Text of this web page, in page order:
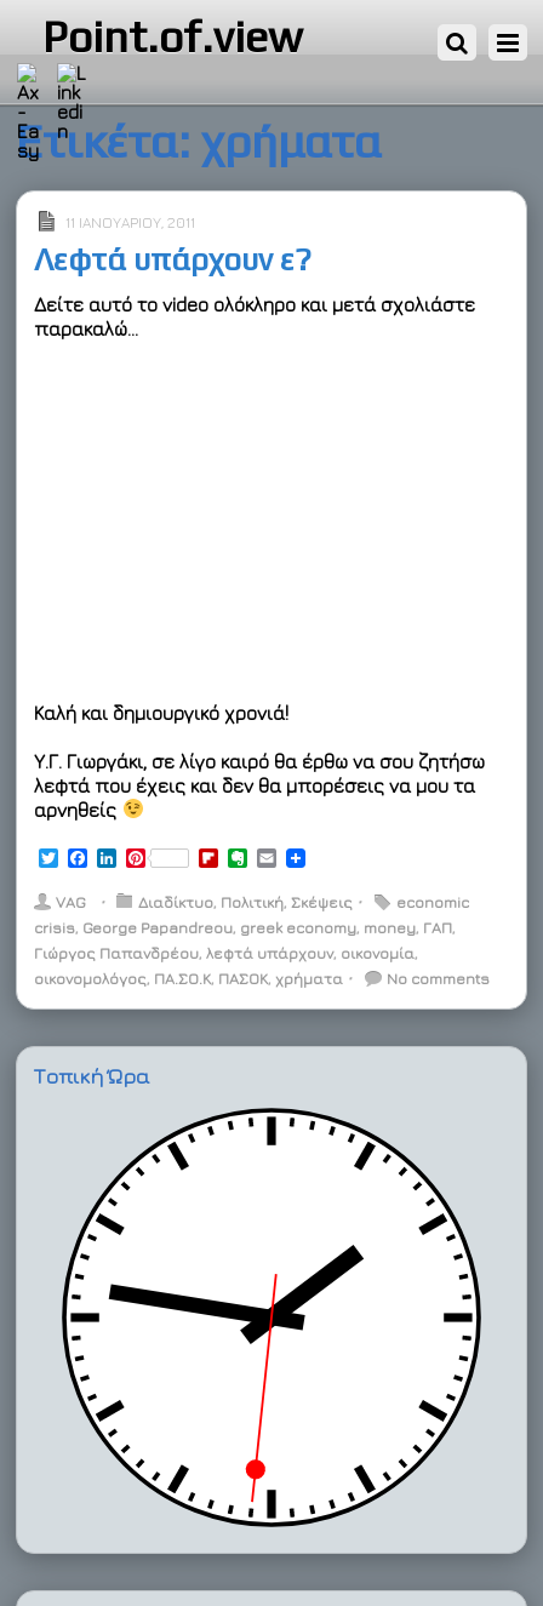
Point.of.view
Ετικέτα:χρήματα
11 ΙΑΝΟΥΑΡΊΟΥ, 2011
Λεφτά υπάρχουν ε?
Δείτε αυτό το video ολόκληρο και μετά σχολιάστε
παρακαλώ…
Καλή και δημιουργικό χρονιά!
Υ.Γ. Γιωργάκι, σε λίγο καιρό θα έρθω να σου ζητήσω
λεφτά που έχεις και δεν θα μπορέσεις να μου τα
αρνηθείς
T
i
t
e
r
F
b
o
o
L
n
e
d
I
n
P
n
e
r
e
s
t
F
i
b
o
a
d
e
n
o
t
E
a
i
l
VAG ⋅ Διαδίκτυο, Πολιτική,Σκέψεις ⋅
economic
crisis, George Papandreou, greek economy, money, ΓΑΠ,
Γιώργος Παπανδρέου,λεφτά υπάρχουν, οικονομία,
οικονομολόγος, ΠΑ.ΣΟ.Κ, ΠΑΣΟΚ, χρήματα ⋅ No comments
Τοπική Ώρα